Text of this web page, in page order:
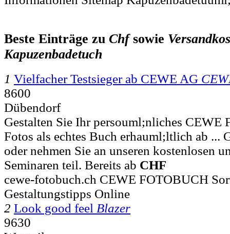
Beste Einträge zu Chfsowie
Kapuzenbadetuch
1 Vielfacher Testsieger ab CEWE AG
8600
Dübendorf
Gestalten Sie Ihr persouml;nliches CEWE
Fotos als echtes Buch erhauml;ltlich ab ...
oder nehmen Sie an unseren kostenlosen
Seminaren teil. Bereits ab CHF
cewe-fotobuch.ch CEWE FOTOBUCH
Gestaltungstipps Online
2 Look good feel Blazer
9630